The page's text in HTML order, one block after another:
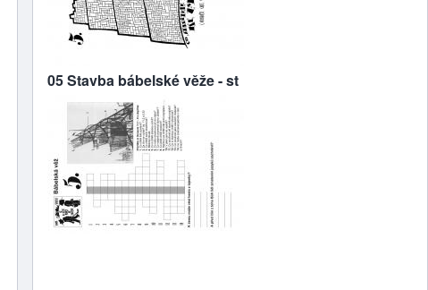
05 Stavba bábelské věže - st